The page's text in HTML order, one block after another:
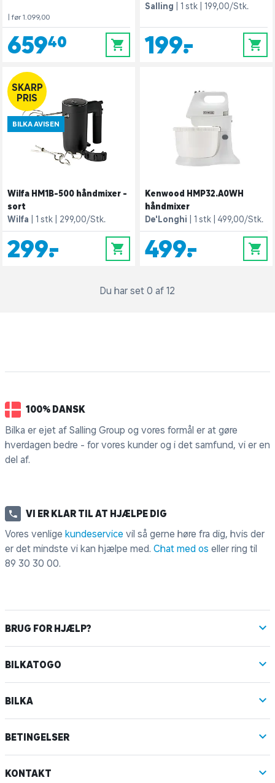
| før 1.099,00
659,40 0
Salling
1 stk 199,00/Stk.
199,- 0
SKARP
PRIS
BILKA AVISEN
Wilfa HM1B-500 håndmixer -
sort
Wilfa
1 stk 299,00/Stk.
299,- 0
Kenwood HMP32.A0WH
håndmixer
De'Longhi
1 stk 499,00/Stk.
499,- 0
Du har set 0 af 12
100% DANSK
Bilka er ejet af Salling Group og vores formål er at gøre
hverdagen bedre - for vores kunder og i det samfund, vi er en
del af.
VI ER KLAR TIL AT HJÆLPE DIG
Vores venlige kundeservice vil så gerne høre fra dig, hvis der
er det mindste vi kan hjælpe med. Chat med os eller ring til
89 30 30 00.
BRUG FOR HJÆLP?
BILKATOGO
BILKA
BETINGELSER
KONTAKT